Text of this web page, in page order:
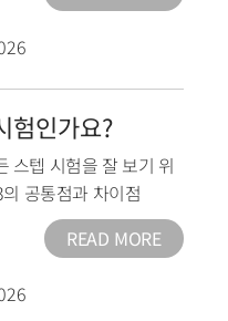
험인가요?
스텝 시험을 잘 보기 위
공통점과 차이점
READ MORE